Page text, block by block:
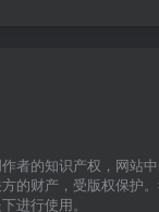
者的知识产权，网站
的财产，受版权保护
进行使用。